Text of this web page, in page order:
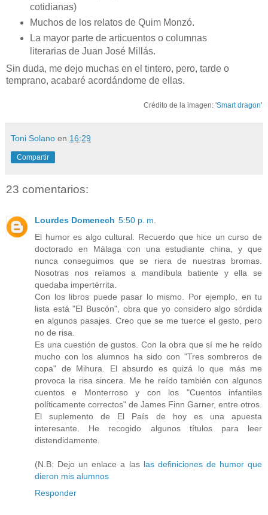
cotidianas)
Muchos de los relatos de Quim Monzó.
La mayor parte de articuentos o columnas
literarias de Juan José Millás.
Sin duda, me dejo muchas en el tintero, pero, tarde o
temprano, acabaré acordándome de ellas.
Crédito de la imagen: 'Smart dragon'
Toni Solano en 16:29
Compartir
23 comentarios:
Lourdes Domenech 5:50 p. m.
El humor es algo cultural. Recuerdo que hice un curso de
doctorado en Málaga con una estudiante china, y que
nunca conseguimos que se riera de nuestras bromas.
Nosotras nos reíamos a mandíbula batiente y ella se
quedaba impertérrita.
Con los libros puede pasar lo mismo. Por ejemplo, en tu
lista está "El Buscón", obra que yo considero algo sórdida
en algunos pasajes. Creo que se me tuerce el gesto, pero
no de risa.
Es una cuestión de gustos. Con la obra que sí me he reído
mucho con los alumnos ha sido con "Tres sombreros de
copa" de Mihura. El absurdo es quizá lo que más me
provoca la risa sincera. Me he reído también con algunos
cuentos e Monterroso y con los "Cuentos infantiles
políticamente correctos" de James Finn Garner, entre otros.
El suplemento de El País de hoy es una apuesta
interesante. He recogido algunos títulos para leer
distendidamente.
(N.B: Dejo un enlace a las las definiciones de humor que
dieron mis alumnos
Responder